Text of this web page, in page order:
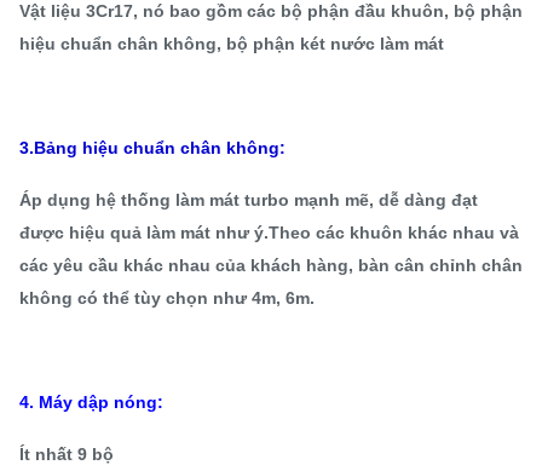
Vật liệu 3Cr17, nó bao gồm các bộ phận đầu khuôn, bộ phận
hiệu chuẩn chân không, bộ phận két nước làm mát
3.Bảng hiệu chuẩn chân không:
Áp dụng hệ thống làm mát turbo mạnh mẽ, dễ dàng đạt
được hiệu quả làm mát như ý.Theo các khuôn khác nhau và
các yêu cầu khác nhau của khách hàng, bàn cân chỉnh chân
không có thể tùy chọn như 4m, 6m.
4. Máy dập nóng:
Ít nhất 9 bộ